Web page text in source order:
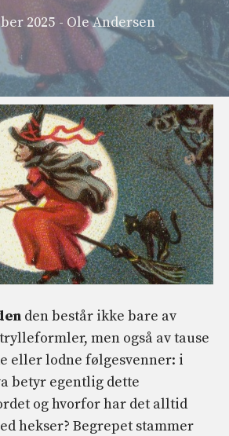
2025 - Ole Andersen
den består ikke bare av
men også av tause
eller lodne følgesvenner: i
betyr egentlig dette
og hvorfor har det alltid
hekser? Begrepet stammer